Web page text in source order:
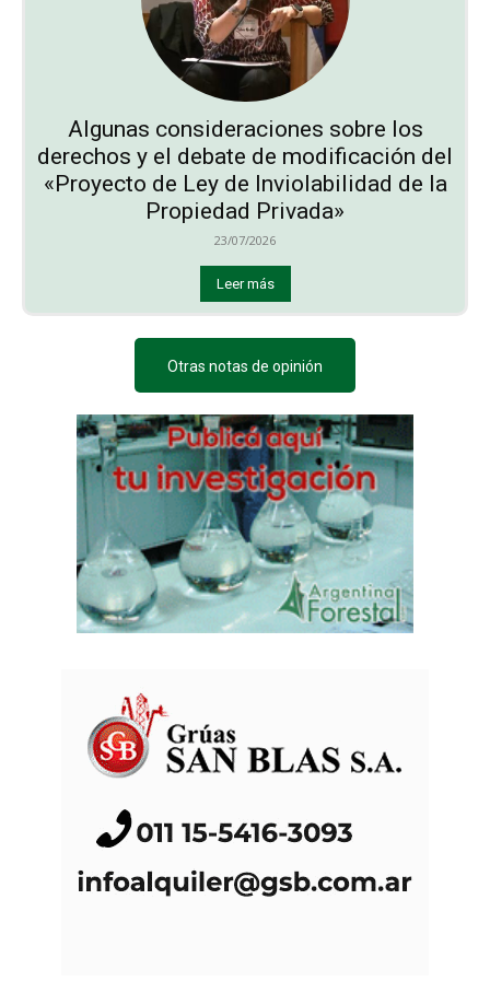
Algunas consideraciones sobre los
derechos y el debate de modificación del
«Proyecto de Ley de Inviolabilidad de la
Propiedad Privada»
23/07/2026
Leer más
Otras notas de opinión